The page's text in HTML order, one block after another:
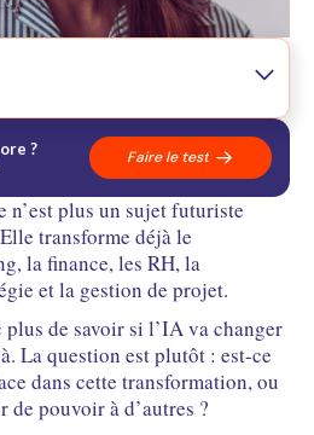
? Faire le test
plus un sujet futuriste
transforme déjà le
la finance, les RH, la
et la gestion de projet.
de savoir si l’IA va changer
La question est plutôt : est-ce
dans cette transformation, ou
de pouvoir à d’autres ?